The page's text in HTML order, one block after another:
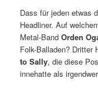
Dass für jeden etwas
Headliner. Auf
Metal-BandOrden
Folk-Balladen? Dritter
to Sally, die diese
innehatte als